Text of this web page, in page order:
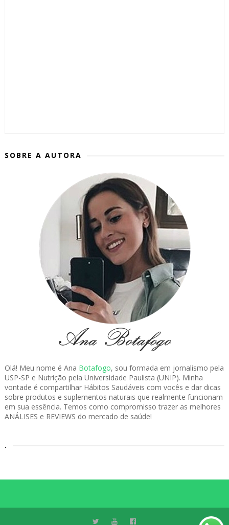
SOBRE A AUTORA
Olá! Meu nome é Ana Botafogo, sou formada em jornalismo pela
USP-SP e Nutrição pela Universidade Paulista (UNIP). Minha
vontade é compartilhar Hábitos Saudáveis com vocês e dar dicas
sobre produtos e suplementos naturais que realmente funcionam
em sua essência. Temos como compromisso trazer as melhores
ANÁLISES e REVIEWS do mercado de saúde!
.